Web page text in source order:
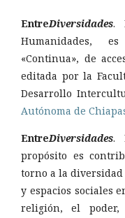
EntreDiversidades.
Humanidades,
«Continua», de
editada por la
Desarrollo
Autónoma de
EntreDiversidades.
propósito es
torno a la
y espacios sociales
religión, el